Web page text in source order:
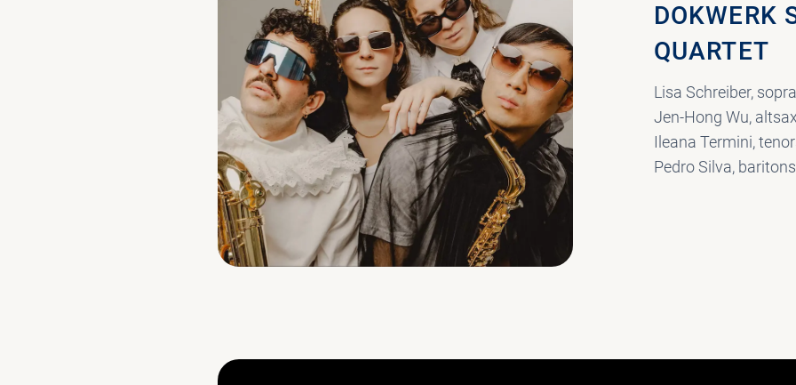
DOKWERK
QUARTET
Lisa Schreiber,
Jen-Hong Wu,
Ileana Termini,
Pedro Silva,